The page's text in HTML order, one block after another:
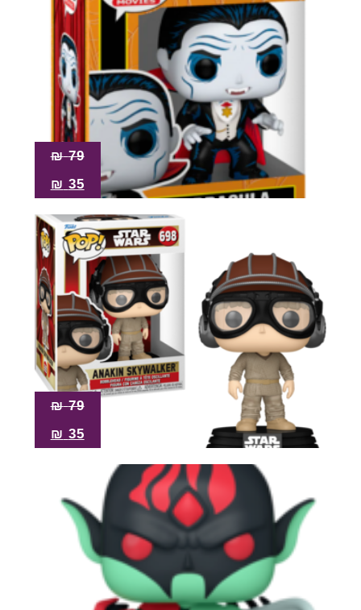
79
₪
35
₪
79
₪
35
₪